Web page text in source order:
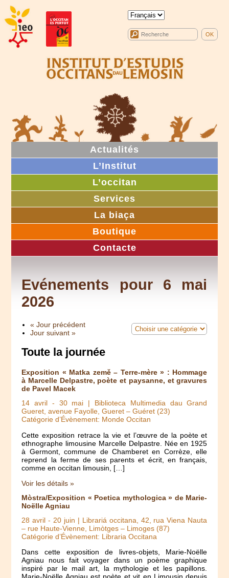
Actualités
L’Institut
L’occitan
Services
La biaça
Boutique
Contacte
Evénements pour 6 mai
2026
« Jour précédent
Jour suivant »
Toute la journée
Exposition « Matka země – Terre-mère » : Hommage
à Marcelle Delpastre, poète et paysanne, et gravures
de Pavel Macek
14 avril - 30 mai | Biblioteca Multimedia dau Grand
Gueret, avenue Fayolle, Gueret – Guéret (23)
Catégorie d’Évènement: Monde Occitan
Cette exposition retrace la vie et l’œuvre de la poète et
ethnographe limousine Marcelle Delpastre. Née en 1925
à Germont, commune de Chamberet en Corrèze, elle
reprend la ferme de ses parents et écrit, en français,
comme en occitan limousin, […]
Voir les détails »
Mòstra/Exposition « Poetica mythologica » de Marie-
Noëlle Agniau
28 avril - 20 juin | Librariá occitana, 42, rua Viena Nauta
– rue Haute-Vienne, Limòtges – Limoges (87)
Catégorie d’Évènement: Libraria Occitana
Dans cette exposition de livres-objets, Marie-Noëlle
Agniau nous fait voyager dans un poème graphique
inspiré par le mail art, la mythologie et les papillons.